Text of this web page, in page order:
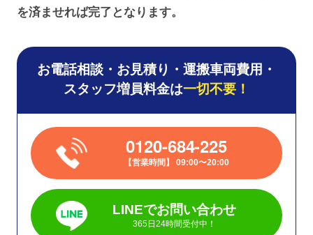
を済ませれば完了となります。
お電話相談・お見積り・運搬車両費用・
スタッフ増員料金は一切不要！
0120-684-225
営業時間 09:00〜20:00
LINEでお問い合わせ
365日24時間受付中！